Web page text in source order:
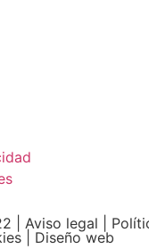
| Aviso legal |
| Diseño web